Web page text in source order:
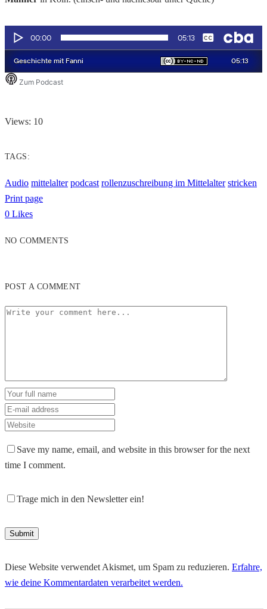
Views: 10
TAGS:
Audio mittelalter podcast rollenzuschreibung im Mittelalter stricken
Print page
0 Likes
NO COMMENTS
POST A COMMENT
Save my name, email, and website in this browser for the next
time I comment.
Trage mich in den Newsletter ein!
Diese Website verwendet Akismet, um Spam zu reduzieren. Erfahre,
wie deine Kommentardaten verarbeitet werden.